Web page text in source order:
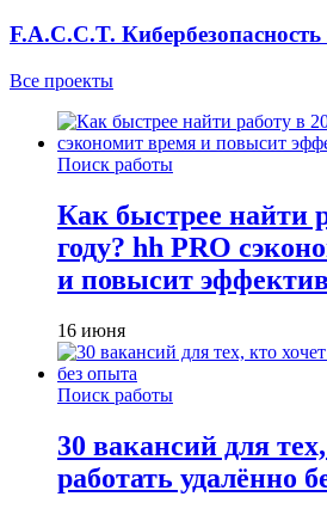
F.A.C.C.T.
Все проекты
Поиск работы
Как быстрее найти
году? hh PRO
и повысит
16 июня
Поиск работы
30 вакансий для
работать удалённо